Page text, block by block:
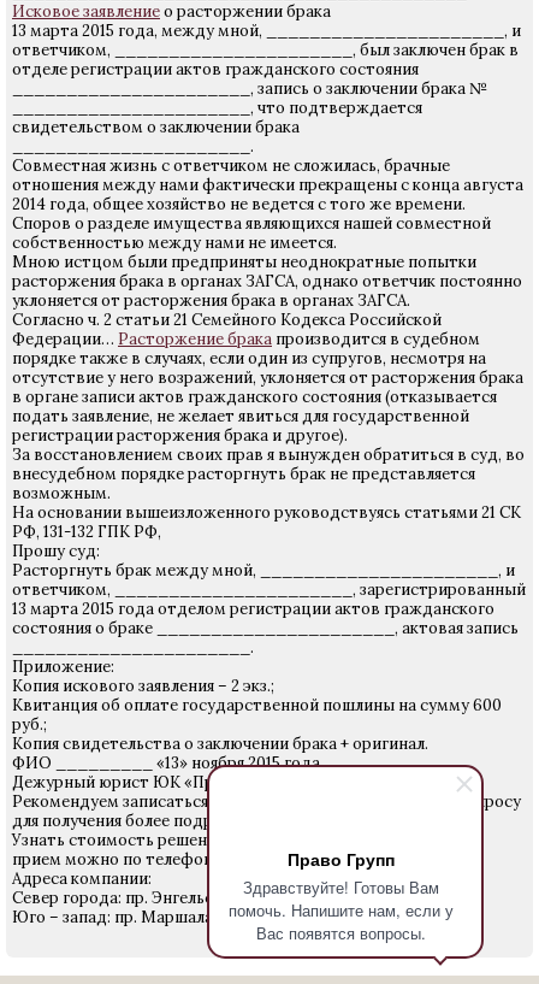
Право Групп
Здравствуйте! Готовы Вам
помочь. Напишите нам, если у
Вас появятся вопросы.
Исковое заявлениео расторжении брака
13 марта 2015 года, между мной, ______________________, и
ответчиком, ______________________, был заключен брак в
отделе регистрации актов гражданского состояния
______________________, запись о заключении брака №
______________________, что подтверждается
свидетельством о заключении брака
______________________.
Совместная жизнь с ответчиком не сложилась, брачные
отношения между нами фактически прекращены с конца августа
2014 года, общее хозяйство не ведется с того же времени.
Споров о разделе имущества являющихся нашей совместной
собственностью между нами не имеется.
Мною истцом были предприняты неоднократные попытки
расторжения брака в органах ЗАГСА, однако ответчик постоянно
уклоняется от расторжения брака в органах ЗАГСА.
Согласно ч. 2 статьи 21 Семейного Кодекса Российской
Федерации… Расторжение брака производится в судебном
порядке также в случаях, если один из супругов, несмотря на
отсутствие у него возражений, уклоняется от расторжения брака
в органе записи актов гражданского состояния (отказывается
подать заявление, не желает явиться для государственной
регистрации расторжения брака и другое).
За восстановлением своих прав я вынужден обратиться в суд, во
внесудебном порядке расторгнуть брак не представляется
возможным.
На основании вышеизложенного руководствуясь статьями 21 СК
РФ, 131-132 ГПК РФ,
Прошу суд:
Расторгнуть брак между мной, ______________________, и
ответчиком, ______________________, зарегистрированный
13 марта 2015 года отделом регистрации актов гражданского
состояния о браке ______________________, актовая запись
______________________.
Приложение:
Копия искового заявления – 2 экз.;
Квитанция об оплате государственной пошлины на сумму 600
руб.;
Копия свидетельства о заключении брака + оригинал.
ФИО _________ «13» ноября 2015 года
Дежурный юрист ЮК «Право Групп»
Рекомендуем записаться на прием к юристу по данному вопросу
для получения более подробной информации.
Узнать стоимость решения Вашего вопроса и записаться на
прием можно по телефону 640-24-28.
Адреса компании:
Север города: пр. Энгельса 27
Юго – запад: пр. Маршала Жукова д. 18